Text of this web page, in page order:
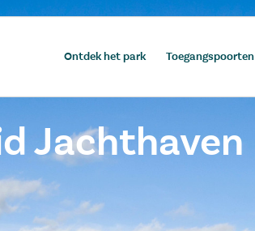
Ontdek het park Toegangspoorten
Jachthaven